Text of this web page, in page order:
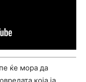
ќе мора да
која ја